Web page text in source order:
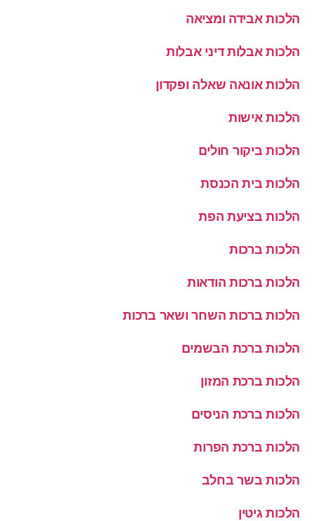
הלכות אבידה ומציאה
הלכות אבלות דיני אבלות
הלכות אונאה שאלה ופקדון
הלכות אישות
הלכות ביקור חולים
הלכות בית הכנסת
הלכות בציעת הפת
הלכות ברכות
הלכות ברכות הודאות
הלכות ברכות השחר ושאר ברכות
הלכות ברכת הבשמים
הלכות ברכת המזון
הלכות ברכת הניסים
הלכות ברכת הפרות
הלכות בשר בחלב
הלכות גיטין